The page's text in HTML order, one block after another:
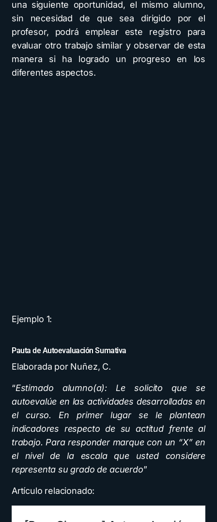
una siguiente oportunidad, el mismo alumno,
sin necesidad de que sea dirigido por el
profesor, podrá emplear este registro para
evaluar otro trabajo similar y observar de esta
manera si ha logrado un progreso en los
diferentes aspectos.
Ejemplo 1:
Pauta de Autoevaluación Sumativa
Elaborada por Nuñez, C.
“Estimado alumno(a): Le solicito que se
autoevalúe en las actividades desarrolladas en
el curso. En primer lugar se le plantean
indicadores respecto de su actitud frente al
trabajo. Para responder marque con un “X” en
el nivel de la escala que usted considere
representa su grado de acuerdo”
Artículo relacionado: